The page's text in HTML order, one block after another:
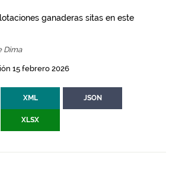
ganaderas sitas en este
Dima
15 febrero 2026
XML JSON
XLSX